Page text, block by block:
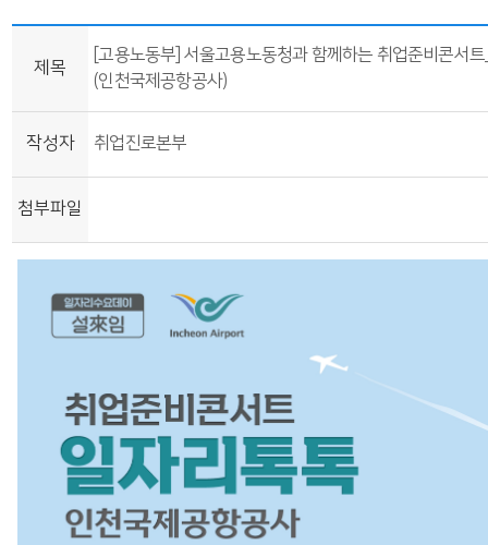
제목
[고용노동부] 서울고용노동청과 함께하는 취업준비콘서
(인천국제공항공사)
작성자 취업진로본부
첨부파일